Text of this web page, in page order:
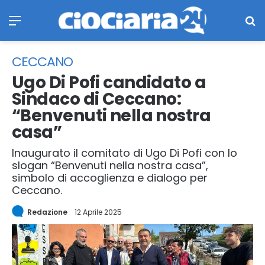
CECCANO
Ugo Di Pofi candidato a
Sindaco di Ceccano:
“Benvenuti nella nostra
casa”
Inaugurato il comitato di Ugo Di Pofi con lo
slogan “Benvenuti nella nostra casa”,
simbolo di accoglienza e dialogo per
Ceccano.
Redazione 12 Aprile 2025